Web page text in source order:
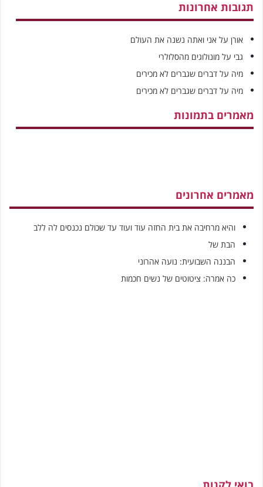
מאמרים אחרונים
והיא מרחיבה את בית החזה עוד ועוד עד שכולם נכנסים לה ללב
הבת של
הבננה השבועית: נועה אהרוני
כה אמרה: ציטוטים של נשים חכמות
תגובות אחרונות
אורן על אני ואתה נשנה את העולם
גבי על מונולוגים מהסלולרי
מיה על דברים שגברים לא מכירים
מיה על דברים שגברים לא מכירים
מאמרים בתמונות